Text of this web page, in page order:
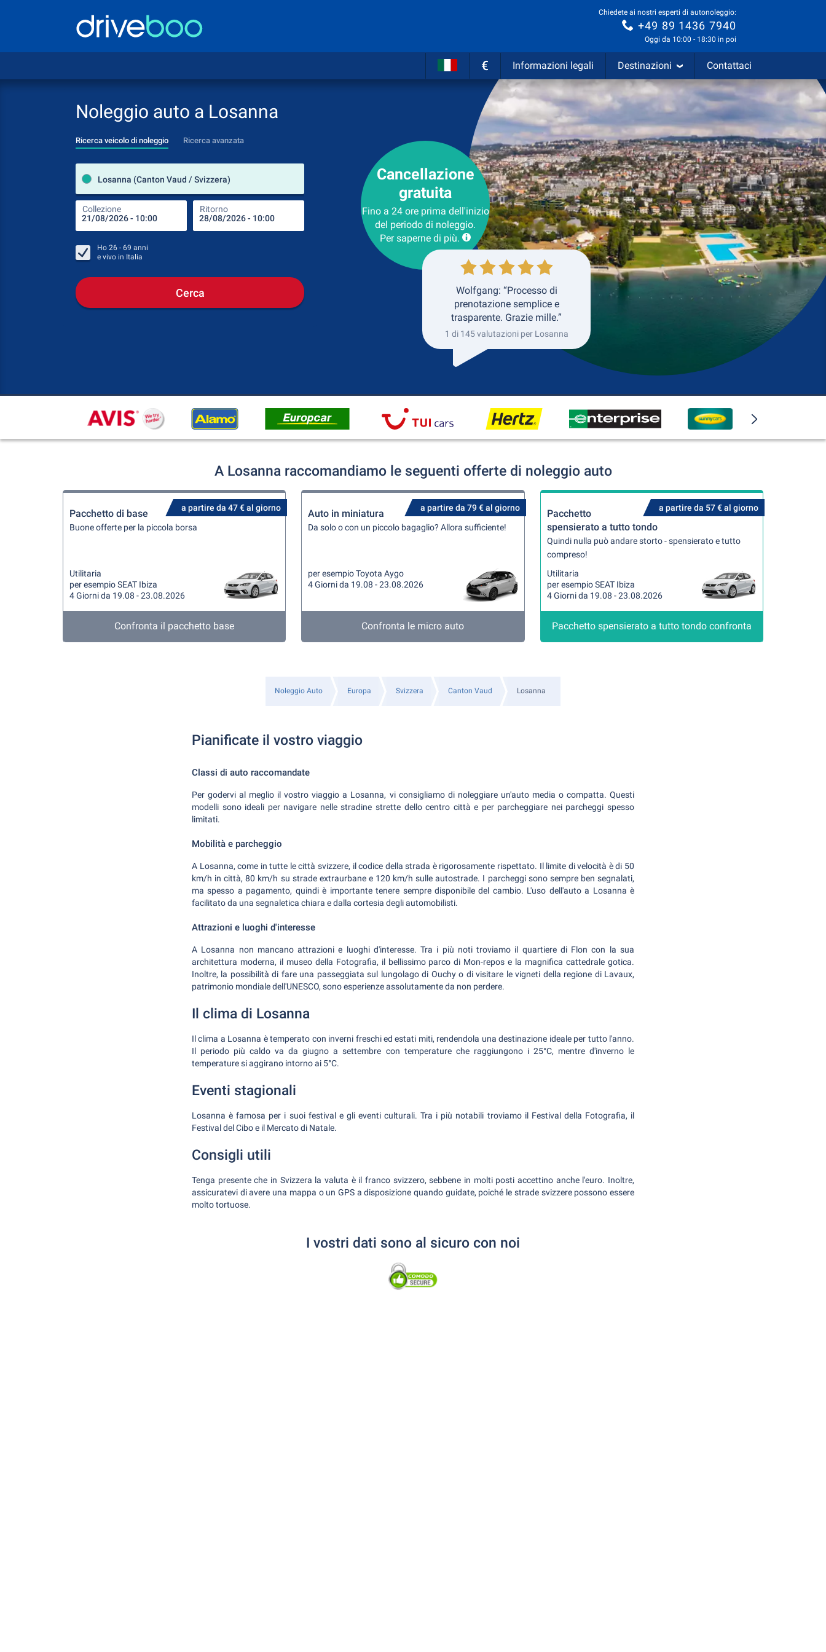
Chiedete ai nostri esperti di autonoleggio:
+49 89 1436 7940
Oggi da 10:00 - 18:30 in poi
€ Informazioni legali Destinazioni Contattaci
Noleggio auto a Losanna
Ricerca veicolo di noleggio Ricerca avanzata
Losanna (Canton Vaud / Svizzera)
Collezione Ritorno
Luogo del noleggio
Luogo di ritorno
Ritorno
Ho 26 - 69 anni
e vivo in Italia
Cerca
Cancellazione
gratuita
Fino a 24 ore prima dell'inizio
del periodo di noleggio.
Per saperne di più.
Wolfgang: “Processo di
prenotazione semplice e
trasparente. Grazie mille.”
1 di 145 valutazioni per Losanna
A Losanna raccomandiamo le seguenti offerte di noleggio auto
a partire da 47 € al giorno
Pacchetto di base
Buone offerte per la piccola borsa
Utilitaria
per esempio SEAT Ibiza
4 Giorni da 19.08 - 23.08.2026
Confronta il pacchetto base
a partire da 79 € al giorno
Auto in miniatura
Da solo o con un piccolo bagaglio? Allora sufficiente!
per esempio Toyota Aygo
4 Giorni da 19.08 - 23.08.2026
Confronta le micro auto
a partire da 57 € al giorno
Pacchetto
spensierato a tutto tondo
Quindi nulla può andare storto - spensierato e tutto
compreso!
Utilitaria
per esempio SEAT Ibiza
4 Giorni da 19.08 - 23.08.2026
Pacchetto spensierato a tutto tondo confronta
Noleggio Auto Europa Svizzera Canton Vaud Losanna
Pianificate il vostro viaggio
Classi di auto raccomandate
Per godervi al meglio il vostro viaggio a Losanna, vi consigliamo di noleggiare un'auto media o compatta. Questi
modelli sono ideali per navigare nelle stradine strette dello centro città e per parcheggiare nei parcheggi spesso
limitati.
Mobilità e parcheggio
A Losanna, come in tutte le città svizzere, il codice della strada è rigorosamente rispettato. Il limite di velocità è di 50
km/h in città, 80 km/h su strade extraurbane e 120 km/h sulle autostrade. I parcheggi sono sempre ben segnalati,
ma spesso a pagamento, quindi è importante tenere sempre disponibile del cambio. L'uso dell'auto a Losanna è
facilitato da una segnaletica chiara e dalla cortesia degli automobilisti.
Attrazioni e luoghi d'interesse
A Losanna non mancano attrazioni e luoghi d'interesse. Tra i più noti troviamo il quartiere di Flon con la sua
architettura moderna, il museo della Fotografia, il bellissimo parco di Mon-repos e la magnifica cattedrale gotica.
Inoltre, la possibilità di fare una passeggiata sul lungolago di Ouchy o di visitare le vigneti della regione di Lavaux,
patrimonio mondiale dell'UNESCO, sono esperienze assolutamente da non perdere.
Il clima di Losanna
Il clima a Losanna è temperato con inverni freschi ed estati miti, rendendola una destinazione ideale per tutto l'anno.
Il periodo più caldo va da giugno a settembre con temperature che raggiungono i 25°C, mentre d'inverno le
temperature si aggirano intorno ai 5°C.
Eventi stagionali
Losanna è famosa per i suoi festival e gli eventi culturali. Tra i più notabili troviamo il Festival della Fotografia, il
Festival del Cibo e il Mercato di Natale.
Consigli utili
Tenga presente che in Svizzera la valuta è il franco svizzero, sebbene in molti posti accettino anche l'euro. Inoltre,
assicuratevi di avere una mappa o un GPS a disposizione quando guidate, poiché le strade svizzere possono essere
molto tortuose.
I vostri dati sono al sicuro con noi